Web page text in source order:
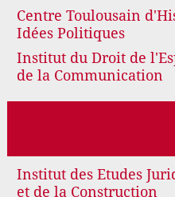
Centre Toulousain
Idées Politiques
Institut du Droit de
de la Communication
Institut des Etudes
et de la Construction